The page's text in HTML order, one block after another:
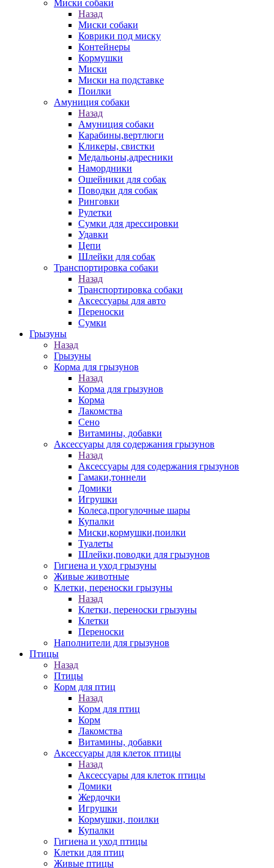
Миски собаки
Назад
Миски собаки
Коврики под миску
Контейнеры
Кормушки
Миски
Миски на подставке
Поилки
Амуниция собаки
Назад
Амуниция собаки
Карабины,вертлюги
Кликеры, свистки
Медальоны,адресники
Намордники
Ошейники для собак
Поводки для собак
Ринговки
Рулетки
Сумки для дрессировки
Удавки
Цепи
Шлейки для собак
Транспортировка собаки
Назад
Транспортировка собаки
Аксессуары для авто
Переноски
Сумки
Грызуны
Назад
Грызуны
Корма для грызунов
Назад
Корма для грызунов
Корма
Лакомства
Сено
Витамины, добавки
Аксессуары для содержания грызунов
Назад
Аксессуары для содержания грызунов
Гамаки,тоннели
Домики
Игрушки
Колеса,прогулочные шары
Купалки
Миски,кормушки,поилки
Туалеты
Шлейки,поводки для грызунов
Гигиена и уход грызуны
Живые животные
Клетки, переноски грызуны
Назад
Клетки, переноски грызуны
Клетки
Переноски
Наполнители для грызунов
Птицы
Назад
Птицы
Корм для птиц
Назад
Корм для птиц
Корм
Лакомства
Витамины, добавки
Аксессуары для клеток птицы
Назад
Аксессуары для клеток птицы
Домики
Жердочки
Игрушки
Кормушки, поилки
Купалки
Гигиена и уход птицы
Клетки для птиц
Живые птицы